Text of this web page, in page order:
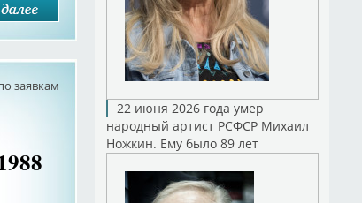
заявкам
22 июня 2026 года умер
народный артист РСФСР Михаил
Ножкин. Ему было 89 лет